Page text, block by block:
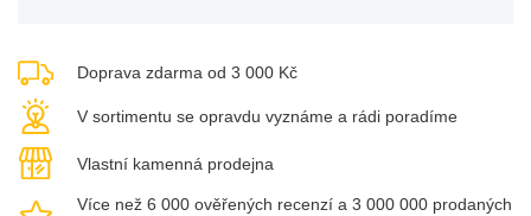
Doprava zdarma od 3 000 Kč
V sortimentu se opravdu vyznáme a rádi poradíme
Vlastní kamenná prodejna
Více než 6 000 ověřených recenzí a 3 000 000 prodaných